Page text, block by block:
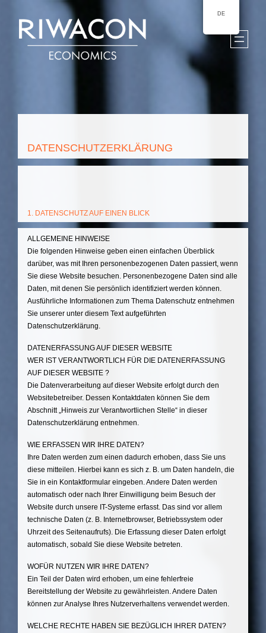
wechseln
DATENSCHUTZERKLÄRUNG
1. DATENSCHUTZ AUF EINEN BLICK
ALLGEMEINE HINWEISE
Die folgenden Hinweise geben einen einfachen Überblick
darüber, was mit Ihren personenbezogenen Daten passiert, wenn
Sie diese Website besuchen. Personenbezogene Daten sind alle
Daten, mit denen Sie persönlich identifiziert werden können.
Ausführliche Informationen zum Thema Datenschutz entnehmen
Sie unserer unter diesem Text aufgeführten
Datenschutzerklärung.
DATENERFASSUNG AUF DIESER WEBSITE
WER IST VERANTWORTLICH FÜR DIE DATENERFASSUNG
AUF DIESER WEBSITE ?
Die Datenverarbeitung auf dieser Website erfolgt durch den
Websitebetreiber. Dessen Kontaktdaten können Sie dem
Abschnitt „Hinweis zur Verantwortlichen Stelle“ in dieser
Datenschutzerklärung entnehmen.
WIE ERFASSEN WIR IHRE DATEN?
Ihre Daten werden zum einen dadurch erhoben, dass Sie uns
diese mitteilen. Hierbei kann es sich z. B. um Daten handeln, die
Sie in ein Kontaktformular eingeben. Andere Daten werden
automatisch oder nach Ihrer Einwilligung beim Besuch der
Website durch unsere IT-Systeme erfasst. Das sind vor allem
technische Daten (z. B. Internetbrowser, Betriebssystem oder
Uhrzeit des Seitenaufrufs). Die Erfassung dieser Daten erfolgt
automatisch, sobald Sie diese Website betreten.
WOFÜR NUTZEN WIR IHRE DATEN?
Ein Teil der Daten wird erhoben, um eine fehlerfreie
Bereitstellung der Website zu gewährleisten. Andere Daten
können zur Analyse Ihres Nutzerverhaltens verwendet werden.
WELCHE RECHTE HABEN SIE BEZÜGLICH IHRER DATEN?
DE